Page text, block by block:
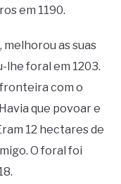
em 1190.
melhorou as suas
foral em 1203.
com o
que povoar e
12 hectares de
O foral foi